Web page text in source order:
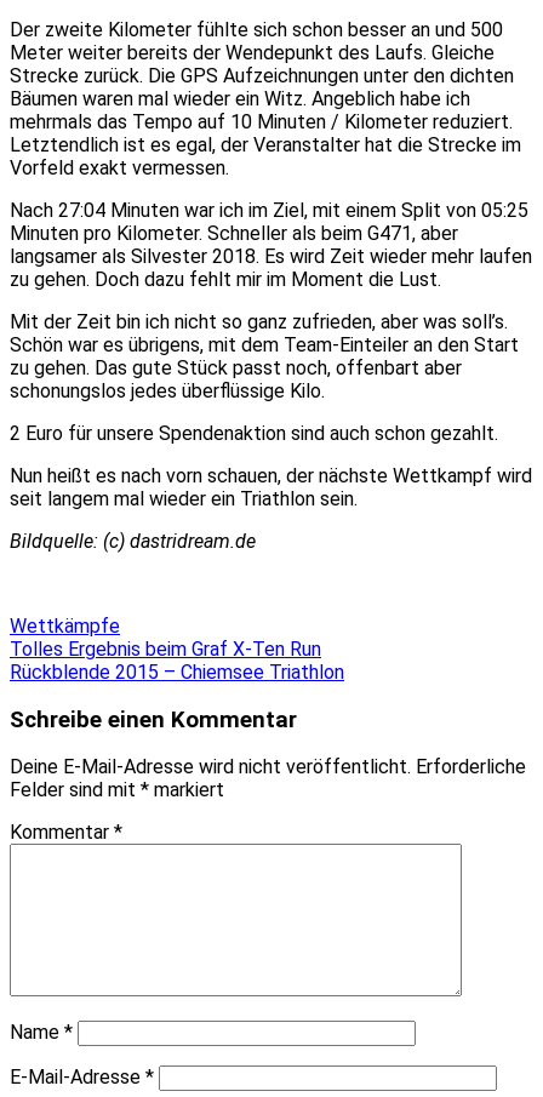
Der zweite Kilometer fühlte sich schon besser an und 500
Meter weiter bereits der Wendepunkt des Laufs. Gleiche
Strecke zurück. Die GPS Aufzeichnungen unter den dichten
Bäumen waren mal wieder ein Witz. Angeblich habe ich
mehrmals das Tempo auf 10 Minuten / Kilometer reduziert.
Letztendlich ist es egal, der Veranstalter hat die Strecke im
Vorfeld exakt vermessen.
Nach 27:04 Minuten war ich im Ziel, mit einem Split von 05:25
Minuten pro Kilometer. Schneller als beim G471, aber
langsamer als Silvester 2018. Es wird Zeit wieder mehr laufen
zu gehen. Doch dazu fehlt mir im Moment die Lust.
Mit der Zeit bin ich nicht so ganz zufrieden, aber was soll’s.
Schön war es übrigens, mit dem Team-Einteiler an den Start
zu gehen. Das gute Stück passt noch, offenbart aber
schonungslos jedes überflüssige Kilo.
2 Euro für unsere Spendenaktion sind auch schon gezahlt.
Nun heißt es nach vorn schauen, der nächste Wettkampf wird
seit langem mal wieder ein Triathlon sein.
Bildquelle: (c) dastridream.de
Wettkämpfe
Beitragsnavigation
Tolles Ergebnis beim Graf X-Ten Run
Rückblende 2015 – Chiemsee Triathlon
Schreibe einen Kommentar
Deine E-Mail-Adresse wird nicht veröffentlicht. Erforderliche
Felder sind mit * markiert
Kommentar *
Name *
E-Mail-Adresse *